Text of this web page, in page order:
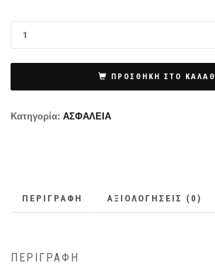
ΠΡΟΣΘΉΚΗ ΣΤΟ ΚΑΛΆΘΙ
Κατηγορία: ΑΣΦΑΛΕΙΑ
ΠΕΡΙΓΡΑΦΉ ΑΞΙΟΛΟΓΉΣΕΙΣ (0)
ΠΕΡΙΓΡΑΦΉ